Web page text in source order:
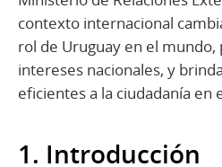
contexto internacional
rol de Uruguay en el
intereses nacionales, y
eficientes a la ciudadanía en
1. Introducción